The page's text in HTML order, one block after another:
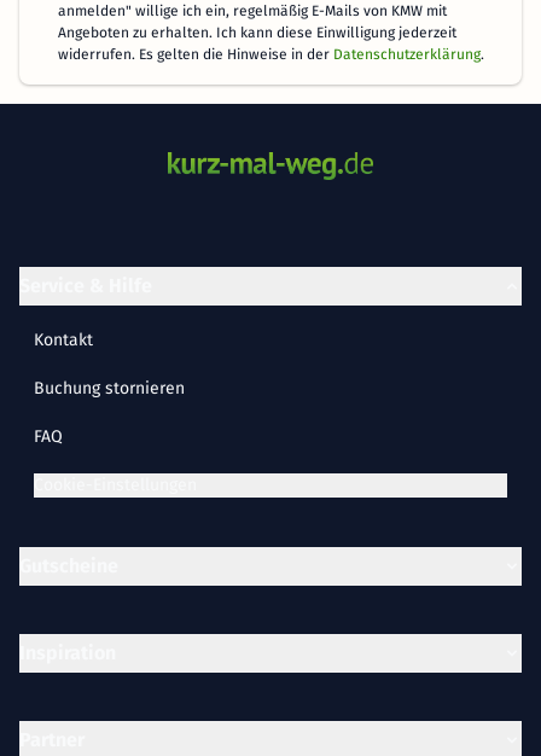
anmelden" willige ich ein, regelmäßig E-Mails von KMW mit
Angeboten zu erhalten. Ich kann diese Einwilligung jederzeit
widerrufen. Es gelten die Hinweise in der Datenschutzerklärung.
Kontakt
Buchung stornieren
FAQ